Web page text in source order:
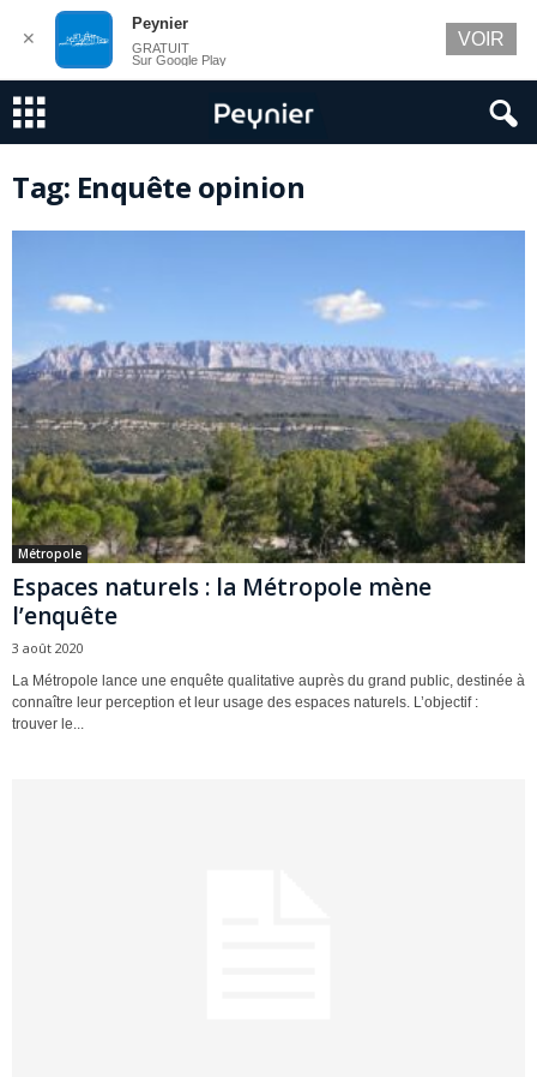
Tag: Enquête opinion
Métropole
Espaces naturels : la Métropole mène
l’enquête
3 août 2020
La Métropole lance une enquête qualitative auprès du grand public, destinée à
connaître leur perception et leur usage des espaces naturels. L’objectif :
trouver le...
✕
Peynier
GRATUIT
Sur Google Play
VOIR